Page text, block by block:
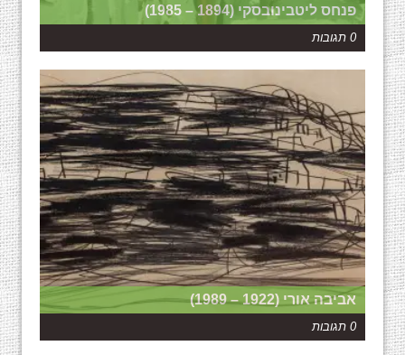
פנחס ליטבינובסקי (1894 – 1985)
0 תגובות
אביבה אורי (1922 – 1989)
0 תגובות